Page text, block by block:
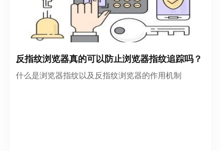
反指纹浏览器真的可以防止浏览器指纹追踪吗？
什么是浏览器指纹以及反指纹浏览器的作用机制